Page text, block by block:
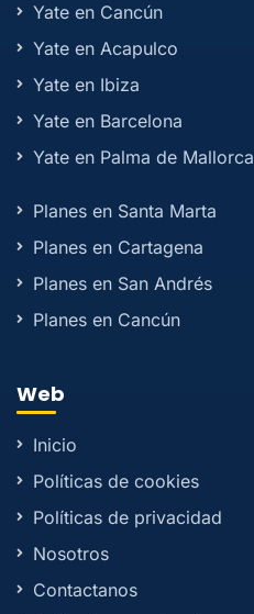
Yate en Cancún
Yate en Acapulco
Yate en Ibiza
Yate en Barcelona
Yate en Palma de Mallorca
Planes en Santa Marta
Planes en Cartagena
Planes en San Andrés
Planes en Cancún
Web
Inicio
Políticas de cookies
Políticas de privacidad
Nosotros
Contactanos